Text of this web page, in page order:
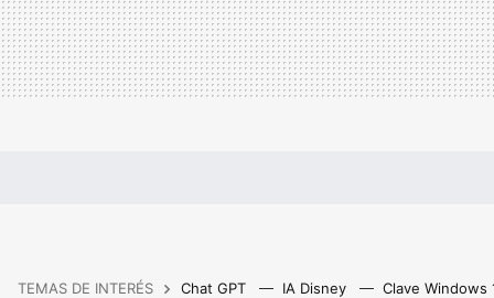
TEMAS DE INTERÉS Chat GPT IA Disney Clave Windows